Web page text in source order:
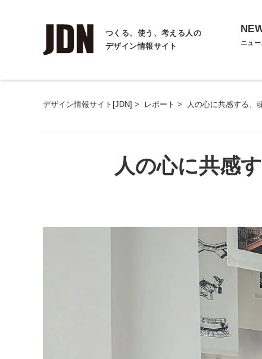
つくる、使う、考える人の
デザイン情報サイト
ニュー
デザイン情報サイト[JDN] > レポート > 人の心に共感する、
人の心に共感